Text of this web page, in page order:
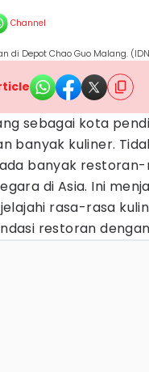
Channel
di Depot Chao Guo Malang.
sebagai kota
banyak kuliner.
banyak
di Asia. Ini
rasa-rasa
restoran